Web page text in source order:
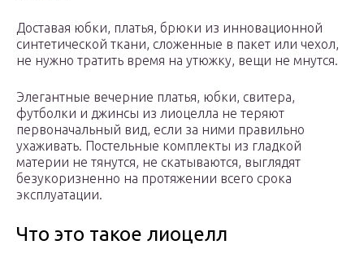
Доставая юбки, платья, брюки из инновационной
синтетической ткани, сложенные в пакет или чехол,
не нужно тратить время на утюжку, вещи не мнутся.
Элегантные вечерние платья, юбки, свитера,
футболки и джинсы из лиоцелла не теряют
первоначальный вид, если за ними правильно
ухаживать. Постельные комплекты из гладкой
материи не тянутся, не скатываются, выглядят
безукоризненно на протяжении всего срока
эксплуатации.
Что это такое лиоцелл